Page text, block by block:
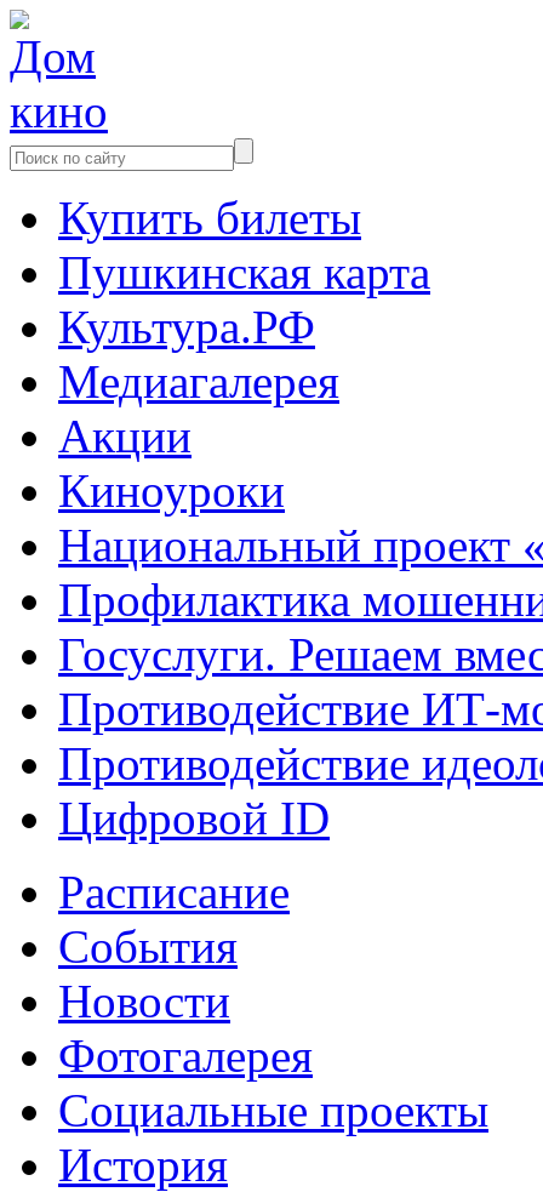
Купить билеты
Пушкинская карта
Культура.РФ
Медиагалерея
Акции
Киноуроки
Национальный проект
Профилактика
Госуслуги. Решаем
Противодействие ИТ-
Противодействие
Цифровой ID
Расписание
События
Новости
Фотогалерея
Социальные проекты
История